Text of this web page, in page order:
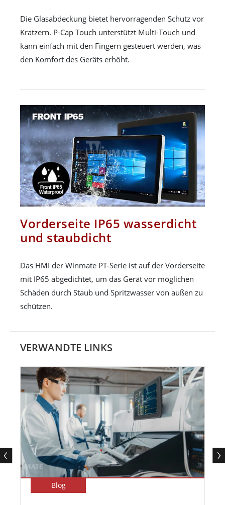
Die Glasabdeckung bietet hervorragenden Schutz vor
Kratzern. P-Cap Touch unterstützt Multi-Touch und
kann einfach mit den Fingern gesteuert werden, was
den Komfort des Geräts erhöht.
Vorderseite IP65 wasserdicht
und staubdicht
Das HMI der Winmate PT-Serie ist auf der Vorderseite
mit IP65 abgedichtet, um das Gerät vor möglichen
Schäden durch Staub und Spritzwasser von außen zu
schützen.
VERWANDTE LINKS
Blog